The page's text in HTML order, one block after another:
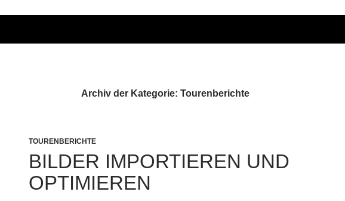
Archiv der Kategorie: Tourenberichte
TOURENBERICHTE
BILDER IMPORTIEREN UND
OPTIMIEREN